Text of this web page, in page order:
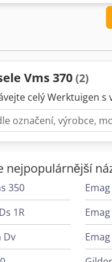
r. d./ 30° r. 200x100/
stroje ŠxHxV
Chyby jsou
Vms 370 (2)
celý Werktuigen s
nejpopulárnější
350
1R
Dv